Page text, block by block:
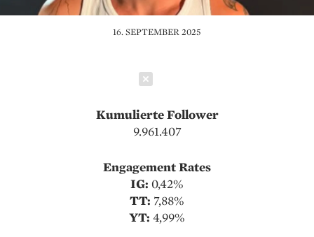
16. SEPTEMBER 2025
Kumulierte Follower
9.961.407
Engagement Rates
IG: 0,42%
TT: 7,88%
YT: 4,99%